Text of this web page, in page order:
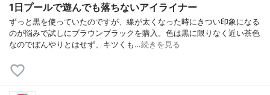
1日プールで遊んでも落ちないアイライナー
ずっと黒を使っていたのですが、線が太くなった時にきつい印象になる
のが悩みで試しにブラウンブラックを購入。色は黒に限りなく近い茶色
なのでぼんやりとはせず、キツくも…続きを見る